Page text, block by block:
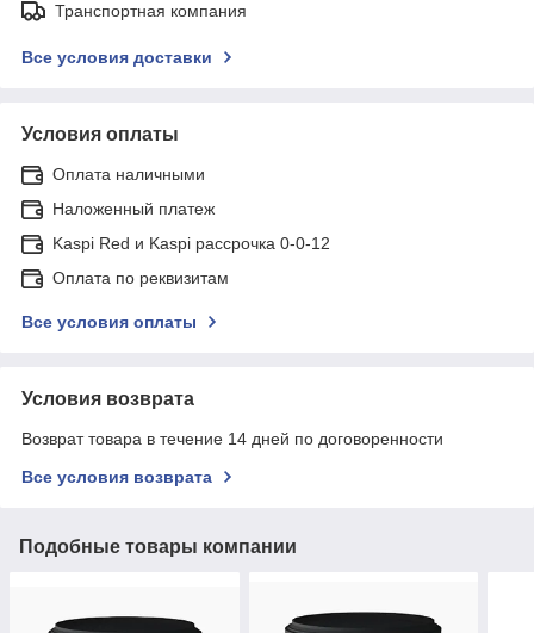
Транспортная компания
Все условия доставки
Условия оплаты
Оплата наличными
Наложенный платеж
Kaspi Red и Kaspi рассрочка 0-0-12
Оплата по реквизитам
Все условия оплаты
Условия возврата
Возврат товара в течение 14 дней по договоренности
Все условия возврата
Подобные товары компании